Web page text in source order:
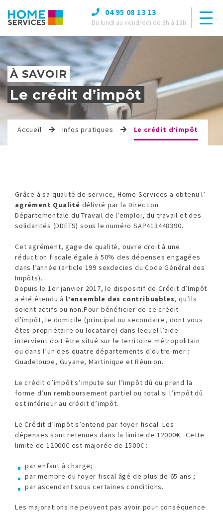
04 95 08 13 13
Du lundi au vendredi de 8h à 18h
À SAVOIR
Le crédit d’impôt
Accueil Infos pratiques Le crédit d’impôt
Grâce à sa qualité de service, Home Services a obtenu l’
agrément Qualité délivré par la Direction
Départementale du Travail de l’emploi, du travail et des
solidarités (DDETS) sous le numéro SAP413448390.
Cet agrément, gage de qualité, ouvre droit à une
réduction fiscale égale à 50% des dépenses engagées
dans l’année (article 199 sexdecies du Code Général des
Impôts).
Depuis le 1er janvier 2017, le dispositif de Crédit d’Impôt
a été étendu à l’ensemble des contribuables, qu’ils
soient actifs ou non.Pour bénéficier de ce crédit
d’impôt, le domicile (principal ou secondaire, dont vous
êtes propriétaire ou locataire) dans lequel l’aide
intervient doit être situé sur le territoire métropolitain
ou dans l’un des quatre départements d’outre-mer :
Guadeloupe, Guyane, Martinique et Réunion.
Le crédit d’impôt s’impute sur l’impôt dû ou prend la
forme d’un remboursement partiel ou total si l’impôt dû
est inférieur au crédit d’impôt.
Le Crédit d’impôt s’entend par foyer fiscal. Les
dépenses sont retenues dans la limite de 12000€. Cette
limite de 12000€ est majorée de 1500€ :
par enfant à charge;
par membre du foyer fiscal âgé de plus de 65 ans ;
par ascendant sous certaines conditions.
Les majorations ne peuvent pas avoir pour conséquence